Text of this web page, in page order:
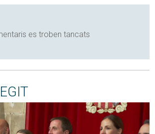
es troben tancats